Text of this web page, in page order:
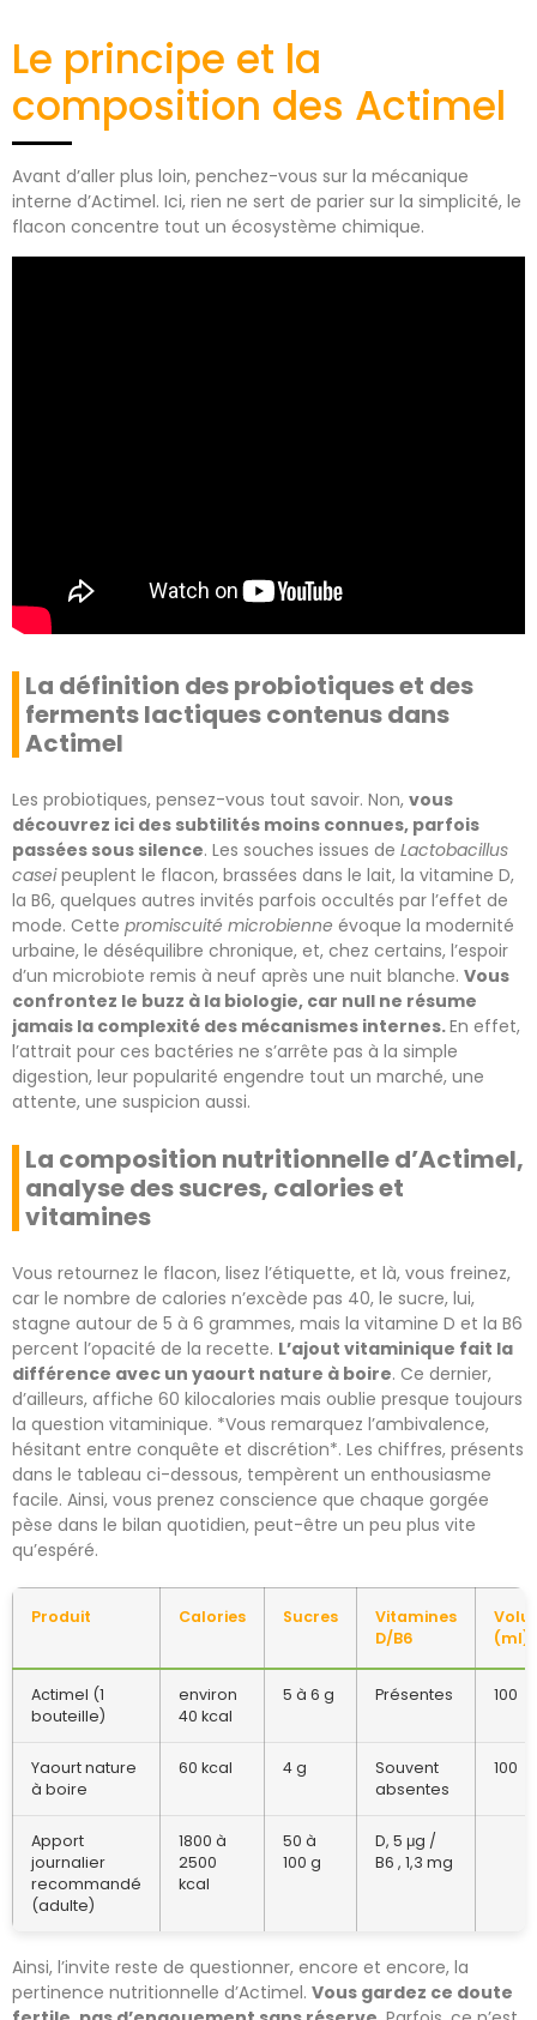
Le principe et la
composition des Actimel
Avant d’aller plus loin, penchez-vous sur la mécanique
interne d’Actimel. Ici, rien ne sert de parier sur la simplicité, le
flacon concentre tout un écosystème chimique.
La définition des probiotiques et des
ferments lactiques contenus dans
Actimel
Les probiotiques, pensez-vous tout savoir. Non, vous
découvrez ici des subtilités moins connues, parfois
passées sous silence. Les souches issues de Lactobacillus
caseipeuplent le flacon, brassées dans le lait, la vitamine D,
la B6, quelques autres invités parfois occultés par l’effet de
mode. Cette promiscuité microbienne évoque la modernité
urbaine, le déséquilibre chronique, et, chez certains, l’espoir
d’un microbiote remis à neuf après une nuit blanche. Vous
confrontez le buzz à la biologie, car null ne résume
jamais la complexité des mécanismes internes.En effet,
l’attrait pour ces bactéries ne s’arrête pas à la simple
digestion, leur popularité engendre tout un marché, une
attente, une suspicion aussi.
La composition nutritionnelle d’Actimel,
analyse des sucres, calories et
vitamines
Vous retournez le flacon, lisez l’étiquette, et là, vous freinez,
car le nombre de calories n’excède pas 40, le sucre, lui,
stagne autour de 5 à 6 grammes, mais la vitamine D et la B6
percent l’opacité de la recette. L’ajout vitaminique fait la
différence avec un yaourt nature à boire. Ce dernier,
d’ailleurs, affiche 60 kilocalories mais oublie presque toujours
la question vitaminique. *Vous remarquez l’ambivalence,
hésitant entre conquête et discrétion*. Les chiffres, présents
dans le tableau ci-dessous, tempèrent un enthousiasme
facile. Ainsi, vous prenez conscience que chaque gorgée
pèse dans le bilan quotidien, peut-être un peu plus vite
qu’espéré.
Produit Calories Sucres
Vitamines
D/B6
(ml)
Actimel (1
bouteille)
environ
40 kcal
5 à 6 g Présentes 100
Yaourt nature
à boire
60 kcal 4 g
Souvent
absentes
100
Apport
journalier
recommandé
(adulte)
1800 à
2500
kcal
50 à
100 g
D, 5 μg /
B6 , 1,3 mg
Ainsi, l’invite reste de questionner, encore et encore, la
pertinence nutritionnelle d’Actimel. Vous gardez ce doute